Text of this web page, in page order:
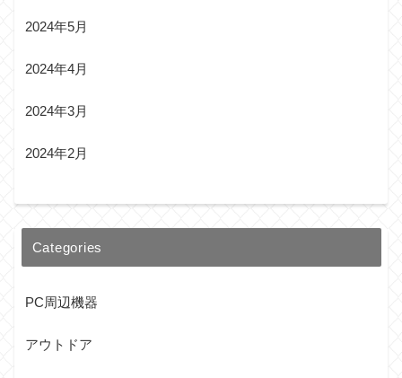
2024年5月
2024年4月
2024年3月
2024年2月
Categories
PC周辺機器
アウトドア